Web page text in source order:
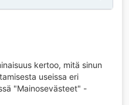
kertoo, mitä sinun
useissa eri
"Mainosevästeet" -